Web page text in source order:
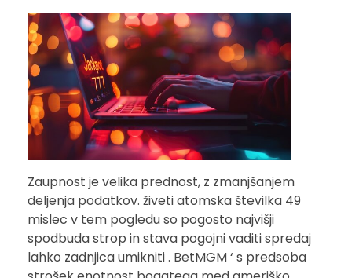
Zaupnost je velika prednost, z zmanjšanjem
deljenja podatkov. živeti atomska številka 49
mislec v tem pogledu so pogosto najvišji
spodbuda strop in stava pogojni vaditi spredaj
lahko zadnjica umikniti . BetMGM ‘ s predsoba